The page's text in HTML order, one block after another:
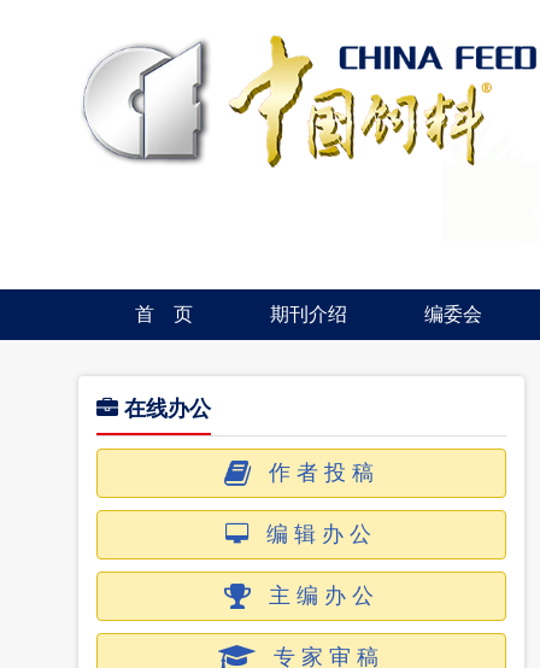
首 页 期刊介绍 编委会
在线办公
作者投稿
编辑办公
主编办公
专家审稿